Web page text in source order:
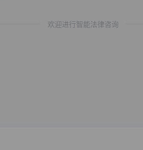
欢迎进行智能法律咨询